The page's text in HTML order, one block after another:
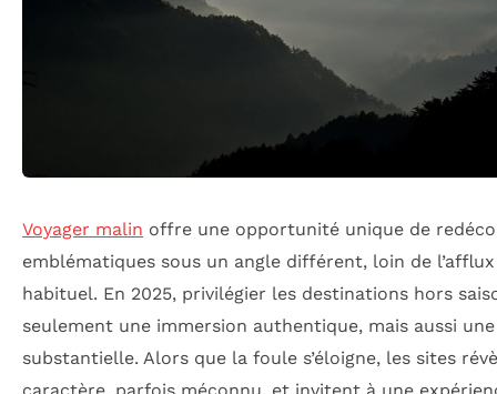
Voyager malin offre une opportunité unique de
emblématiques sous un angle différent, loin de
habituel. En 2025, privilégier les destinations hors
seulement une immersion authentique, mais aussi
substantielle. Alors que la foule s’éloigne, les sites